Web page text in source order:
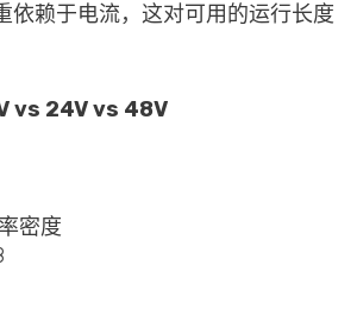
依赖于电流，这对可用的运行长度
vs 24V vs 48V
密度